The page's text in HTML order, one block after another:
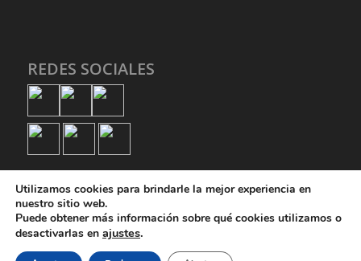
REDES SOCIALES
Utilizamos cookies para brindarle la mejor experiencia en
nuestro sitio web.
Puede obtener más información sobre qué cookies utilizamos o
desactivarlas en ajustes.